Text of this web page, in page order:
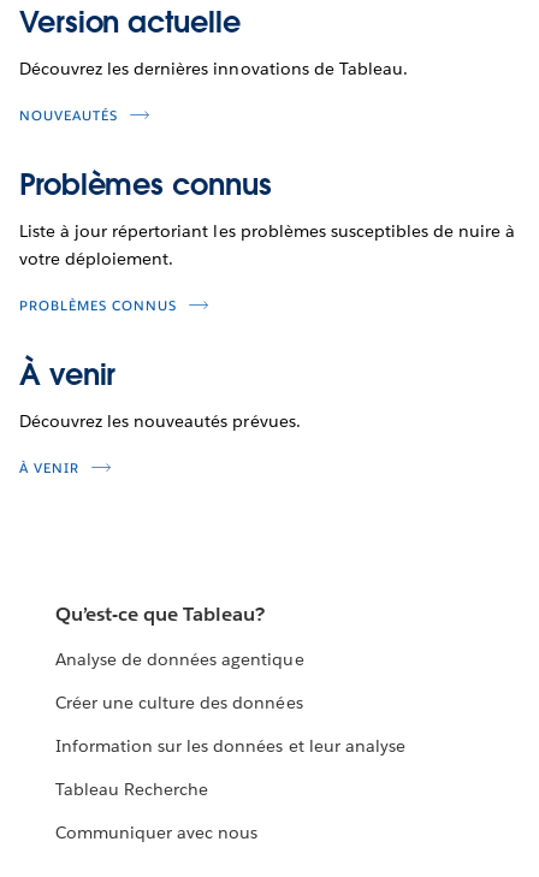
Version actuelle
Découvrez les dernières innovations de Tableau.
NOUVEAUTÉS
Problèmes connus
Liste à jour répertoriant les problèmes susceptibles de nuire à
votre déploiement.
PROBLÈMES CONNUS
À venir
Découvrez les nouveautés prévues.
À VENIR
Qu’est-ce que Tableau?
Analyse de données agentique
Créer une culture des données
Information sur les données et leur analyse
Tableau Recherche
Communiquer avec nous